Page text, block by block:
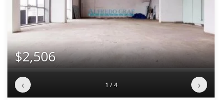
$2,506
‹ 1 / 4 ›